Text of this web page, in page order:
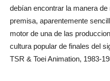
debían encontrar la manera
premisa, aparentemente
motor de una de las
cultura popular de finales del
TSR & Toei Animation, 1983-